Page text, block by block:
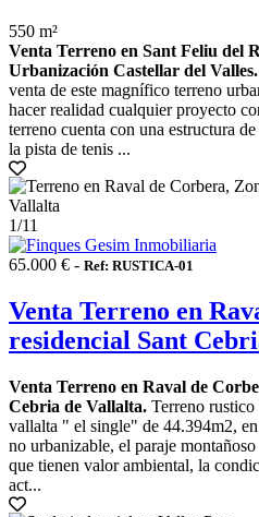
550 m²
Venta Terreno en Sant Feliu del
Urbanización Castellar del Valles.
venta de este magnífico terreno
hacer realidad cualquier proyecto
terreno cuenta con una estructura
la pista de tenis ...
1/11
65.000 € - Ref: RUSTICA-01
Venta Terreno en
residencial Sant
Venta Terreno en Raval de
Cebria de Vallalta. Terreno rustico
vallalta " el single" de 44.394m2,
no urbanizable, el paraje
que tienen valor ambiental, la
act...